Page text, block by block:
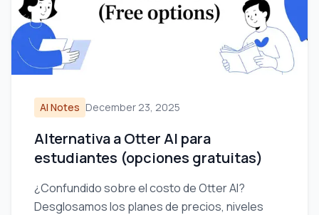
AI Notes December 23, 2025
Alternativa a Otter AI para
estudiantes (opciones gratuitas)
¿Confundido sobre el costo de Otter AI?
Desglosamos los planes de precios, niveles